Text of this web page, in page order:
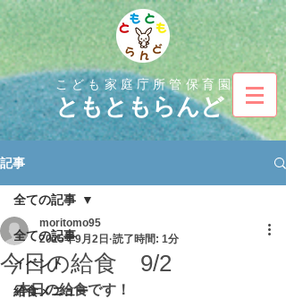
こども家庭庁所管保育園
ともともらんど
記事
全ての記事
イベント
給食メニュー
全ての記事
今日の給食 9/2
moritomo95
2025年9月2日 読了時間: 1分
本日の給食です！